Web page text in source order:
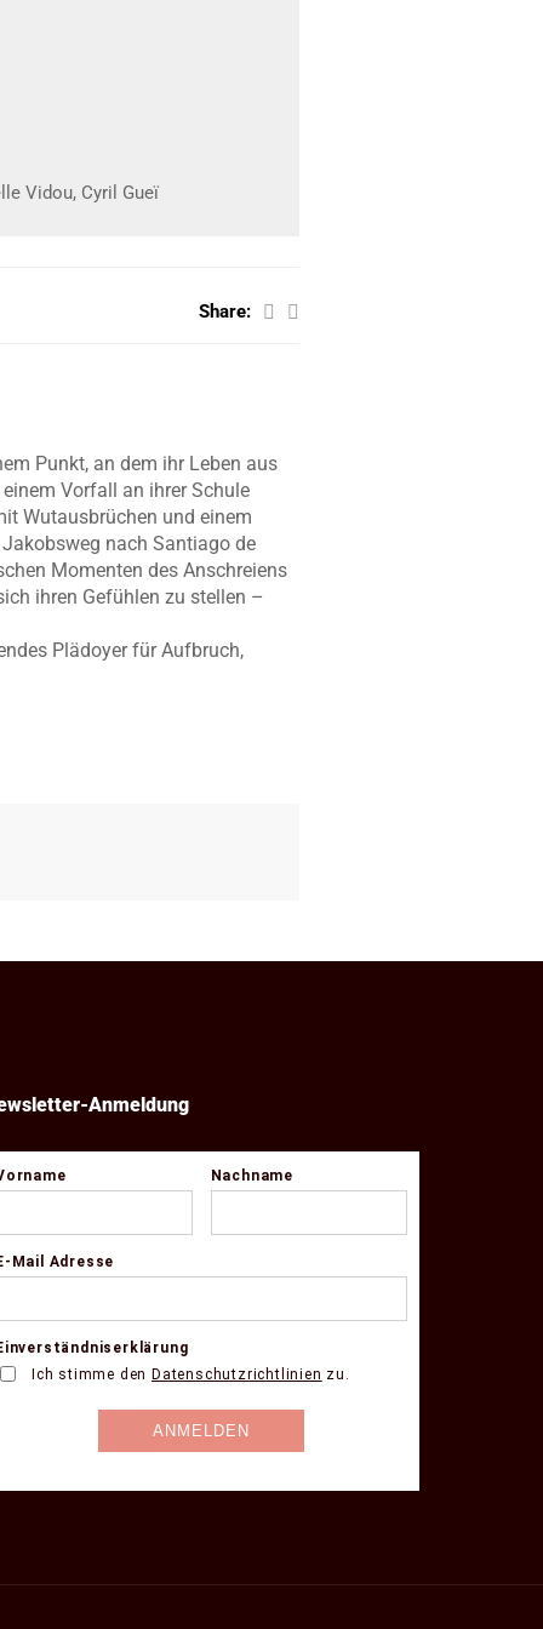
Vidou, Cyril Gueï
Share:
Punkt, an dem ihr Leben aus
Vorfall an ihrer Schule
Wutausbrüchen und einem
nach Santiago de
Momenten des Anschreiens
ihren Gefühlen zu stellen –
Plädoyer für Aufbruch,
Anmeldung